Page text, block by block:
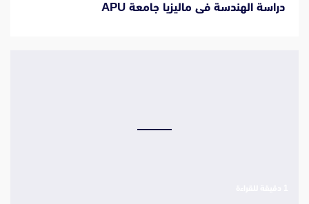
دراسة الهندسة فى ماليزيا جامعة APU